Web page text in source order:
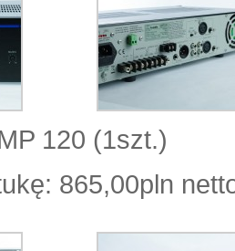
120 (1szt.)
865,00pln